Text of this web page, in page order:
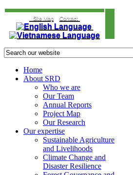
Site Map Contact
Home
About SRD
Who we are
Our Team
Annual Reports
Project Map
Our Research
Our expertise
Sustainable Agriculture
and Livelihoods
Climate Change and
Disaster Resilience